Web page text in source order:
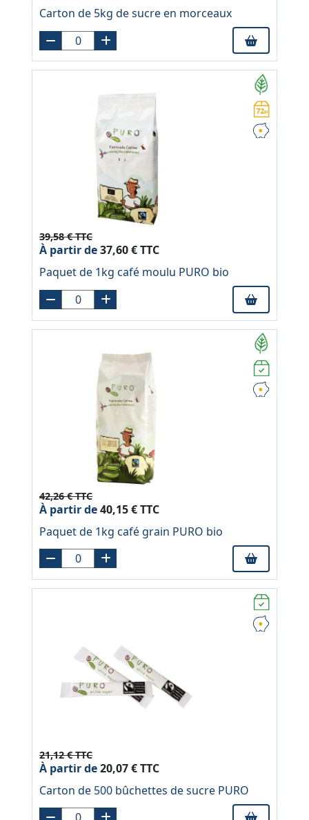
Carton de 5kg de sucre en morceaux
39,58 € TTC
À partir de37,60 € TTC
Paquet de 1kg café moulu PURO bio
42,26 € TTC
À partir de40,15 € TTC
Paquet de 1kg café grain PURO bio
21,12 € TTC
À partir de20,07 € TTC
Carton de 500 bûchettes de sucre PURO